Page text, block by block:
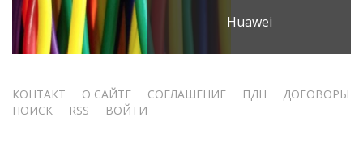
Huawei
Меню
КОНТАКТ О САЙТЕ СОГЛАШЕНИЕ ПДН
ДОГОВОРЫ
ПОИСК
RSS ВОЙТИ